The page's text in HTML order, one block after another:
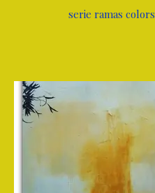
serie ramas colors